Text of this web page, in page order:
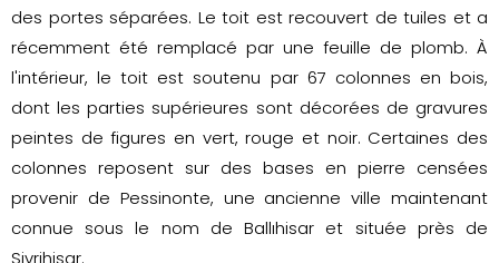
des portes séparées. Le toit est recouvert de tuiles et a
récemment été remplacé par une feuille de plomb. À
l'intérieur, le toit est soutenu par 67 colonnes en bois,
dont les parties supérieures sont décorées de gravures
peintes de figures en vert, rouge et noir. Certaines des
colonnes reposent sur des bases en pierre censées
provenir de Pessinonte, une ancienne ville maintenant
connue sous le nom de Ballıhisar et située près de
Sivrihisar.